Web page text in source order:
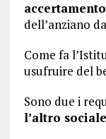
dell’anziano
Come fa
usufruire del
Sono due i
l’altro